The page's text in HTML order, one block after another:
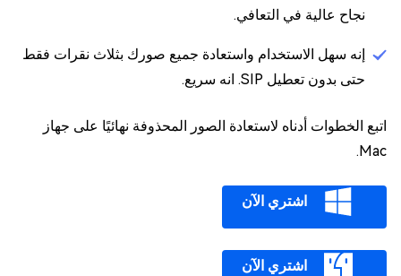
نجاح عالية في التعافي.
إنه سهل الاستخدام واستعادة جميع صورك بثلاث نقرات فقط
حتى بدون تعطيل SIP. انه سريع.
اتبع الخطوات أدناه لاستعادة الصور المحذوفة نهائيًا على جهاز
Mac.
اشتري الآن
اشتري الآن